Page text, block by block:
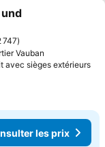
favoris
747
Vauban
avec sièges extérieurs
les prix